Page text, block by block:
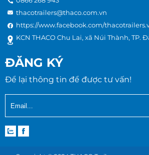
Khóa gù
thacotrailers@thaco.com.vn
https://www.facebook.com/
KCN THACO Chu Lai, xã Núi Thành, TP.
ĐĂNG KÝ
Để lại thông tin để được tư vấn!